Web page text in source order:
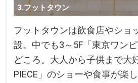
3.フットタウン
フットタウンは飲食店やショ
設。中でも3～5F「東京ワン
どころ。大人から子供まで大
PIECE」のショーや食事が楽